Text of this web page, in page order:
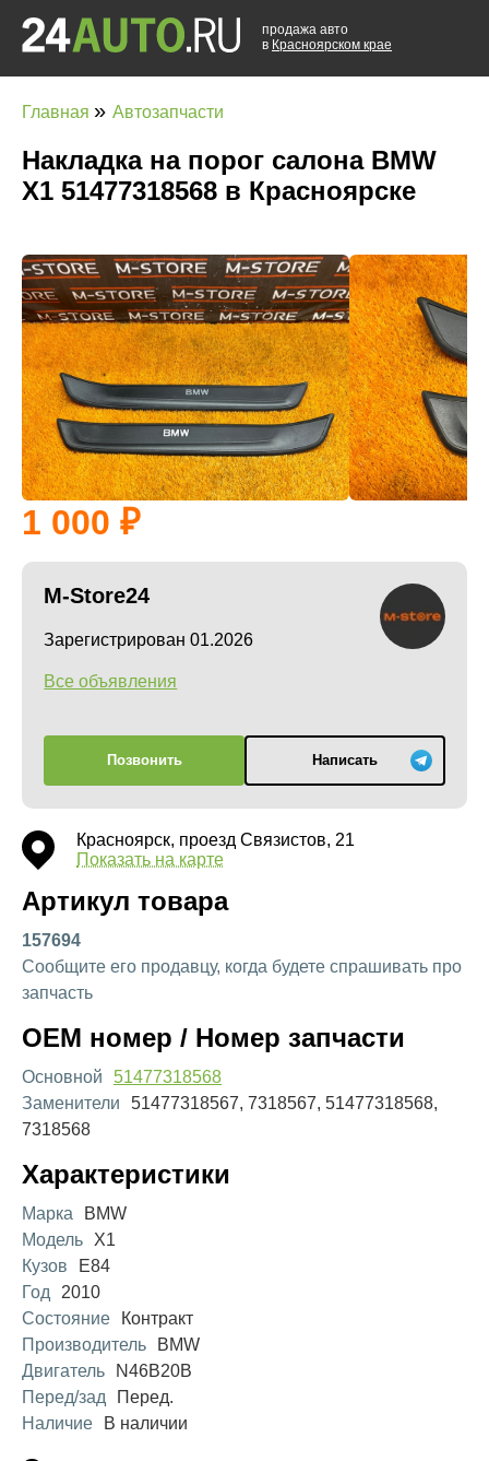
продажа авто
в Красноярском крае
Главная » Автозапчасти
Накладка на порог салона BMW
X1 51477318568 в Красноярске
1 000
M-Store24
Зарегистрирован 01.2026
Все объявления
Позвонить Написать
Красноярск, проезд Связистов, 21
Показать на карте
Артикул товара
157694
Сообщите его продавцу, когда будете спрашивать про
запчасть
OEM номер / Номер запчасти
Основной
51477318568
Заменители
51477318567, 7318567, 51477318568,
7318568
Характеристики
Марка
BMW
Модель
X1
Кузов
E84
Год
2010
Состояние
Контракт
Производитель
BMW
Двигатель
N46B20B
Перед/зад
Перед.
Наличие
В наличии